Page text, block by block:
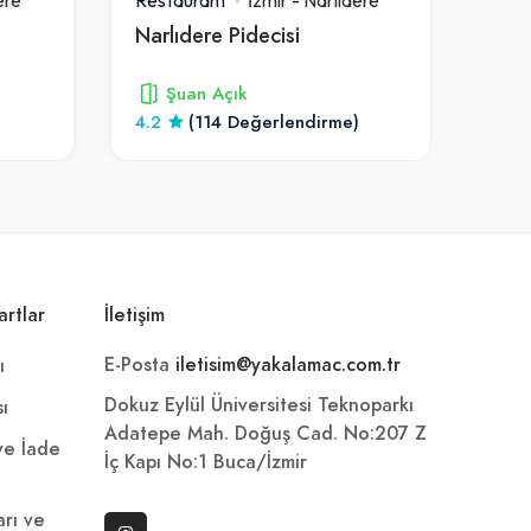
Narlıdere Pidecisi
Şuan Açık
4.2
(114 Değerlendirme)
İade
ve
İletişim
E-Posta iletisim@yakalamac.com.tr
Dokuz Eylül Üniversitesi Teknoparkı
Adatepe Mah. Doğuş Cad. No:207 Z
İç Kapı No:1 Buca/İzmir